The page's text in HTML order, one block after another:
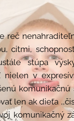
reč
citmi,
stúpa
nielen v
len ak dieťa
komunikačný